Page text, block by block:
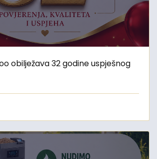
obilježava 32 godine uspješnog